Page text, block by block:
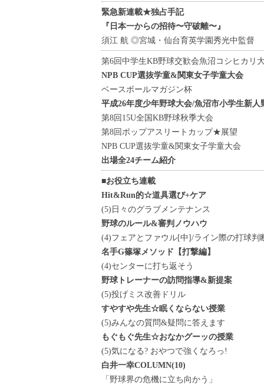
緊急新連載★独占手記
『日本一からの招待〜守破離〜』
須江 航 ◎宮城・仙台育英学園秀光中監督
第6回中学生KB野球交歓会魚沼コシヒカリ
NPB CUP選抜学童&関東女子学童大会
ベースボールマガジン杯
平成26年度少年野球大会/魚沼市小学生新人
第8回15U全国KB野球秋季大会
第8回ポップアスリートカップ★展望
NPB CUP選抜学童&関東女子学童大会
出場全24チーム紹介
■お役立ち連載
Hit&Run的☆道具選び+ケア
(5)日々のグラブメンテナンス
野球のルール&審判ノウハウ
(4)フェアとファウル[中]/ライン際の打球判
名手G篠塚メソッド【打撃編】
(4)センターに打ち返そう
野球トレーナーの訪問指導&新提案
(5)投げミス改善ドリル
すやすや先生☆眠くならない授業
(5)みんなの質問&疑問に答えます
もぐもぐ先生☆おなかグーッの授業
(5)気になる? おやつで強くなろっ!
白井一幸COLUMN(10)
「野球界の危機に立ち向かう」